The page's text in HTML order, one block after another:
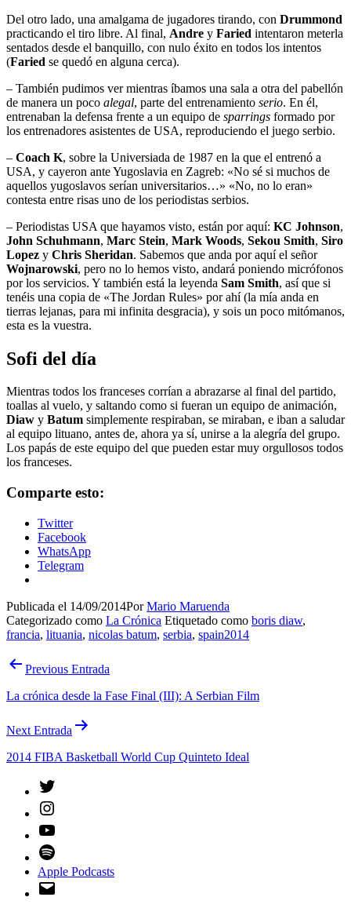
Del otro lado, una amalgama de jugadores tirando, con Drummond
practicando el tiro libre. Al final, Andre y Faried intentaron meterla
sentados desde el banquillo, con nulo éxito en todos los intentos
(Faried se quedó en alguna cerca).
– También pudimos ver mientras íbamos una sala a otra del pabellón
de manera un poco alegal, parte del entrenamiento serio. En él,
entrenaban la defensa frente a un equipo de sparrings formado por
los entrenadores asistentes de USA, reproduciendo el juego serbio.
– Coach K, sobre la Universiada de 1987 en la que el entrenó a
USA, y cayeron ante Yugoslavia en Zagreb: «No sé si muchos de
aquellos yugoslavos serían universitarios…» «No, no lo eran»
contesta entre risas uno de los periodistas serbios.
– Periodistas USA que hayamos visto, están por aquí: KC Johnson,
John Schuhmann, Marc Stein, Mark Woods, Sekou Smith, Siro
Lopez y Chris Sheridan. Sabemos que anda por aquí el señor
Wojnarowski, pero no lo hemos visto, andará poniendo micrófonos
por los servicios. Y también está la leyenda Sam Smith, así que si
tenéis una copia de «The Jordan Rules» por ahí (la mía anda en
tierras lejanas, para mi infinita desgracia), y sois un poco mitómanos,
esta es la vuestra.
Sofi del día
Mientras todos los franceses corrían a abrazarse al final del partido,
toallas al vuelo, y saltando como si fueran un equipo de animación,
Diaw y Batum simplemente respiraban, se miraban, e iban a saludar
al equipo lituano, antes de, ahora ya sí, unirse a la alegría del grupo.
Los papás de este equipo del que pueden estar muy orgullosos todos
los franceses.
Comparte esto:
Twitter
Facebook
WhatsApp
Telegram
Publicada el 14/09/2014PorMario Maruenda
Categorizado como La Crónica Etiquetado como boris diaw,
francia, lituania, nicolas batum, serbia, spain2014
Navegación
entradas
Previous Entrada
La crónica desde la Fase Final (III): A Serbian Film
Next Entrada
2014 FIBA Basketball World Cup Quinteto Ideal
Apple Podcasts